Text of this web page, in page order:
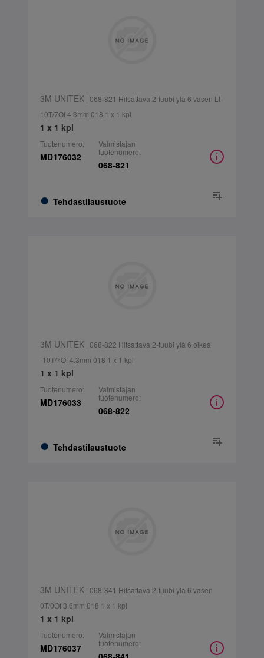
3M UNITEK| 068-821 Hitsattava 2-tuubi ylä 6 vasen Lt-
10T/7Of 4.3mm 018 1 x 1 kpl
1 x 1 kpl
Tuotenumero:
MD176032
Tehdastilaustuote
Valmistajan
tuotenumero:
068-821
3M UNITEK| 068-822 Hitsattava 2-tuubi ylä 6 oikea
-10T/7Of 4.3mm 018 1 x 1 kpl
1 x 1 kpl
Tuotenumero:
MD176033
Tehdastilaustuote
Valmistajan
tuotenumero:
068-822
3M UNITEK| 068-841 Hitsattava 2-tuubi ylä 6 vasen
0T/0Of 3.6mm 018 1 x 1 kpl
1 x 1 kpl
Tuotenumero:
MD176037
Valmistajan
tuotenumero: